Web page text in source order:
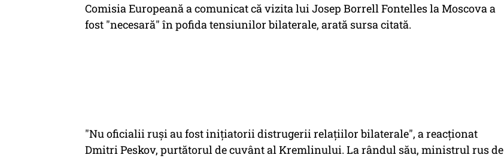
Comisia Europeană a comunicat că vizita lui Josep Borrell Fontelles la Moscova a
fost "necesară" în pofida tensiunilor bilaterale, arată sursa citată.
"Nu oficialii ruşi au fost iniţiatorii distrugerii relaţiilor bilaterale", a reacţionat
Dmitri Peskov, purtătorul de cuvânt al Kremlinului. La rândul său, ministrul rus de